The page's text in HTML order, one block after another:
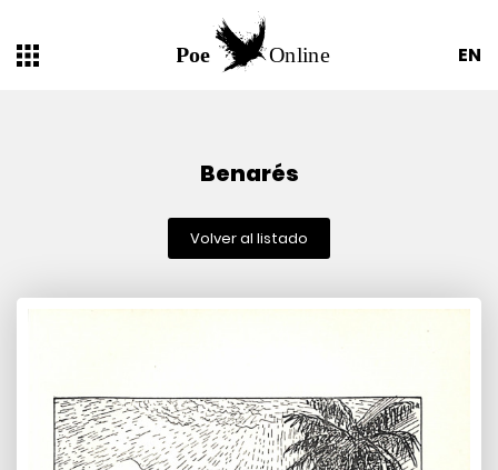
EN
Benarés
Volver al listado